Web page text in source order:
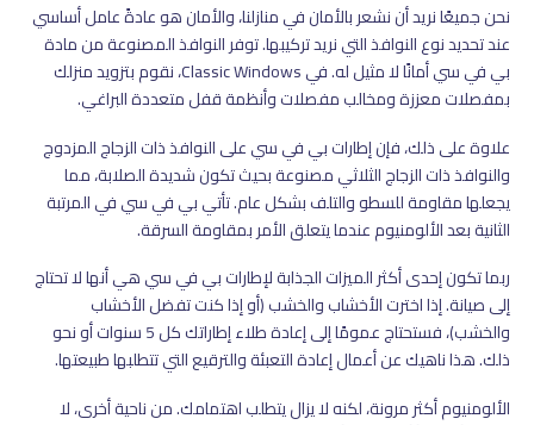
نحن جميعًا نريد أن نشعر بالأمان في منازلنا، والأمان هو عادةً عامل أساسي
عند تحديد نوع النوافذ التي نريد تركيبها. توفر النوافذ المصنوعة من مادة
بي في سي أمانًا لا مثيل له. في Classic Windows، نقوم بتزويد منزلك
بمفصلات معززة ومخالب مفصلات وأنظمة قفل متعددة البراغي.
علاوة على ذلك، فإن إطارات بي في سي على النوافذ ذات الزجاج المزدوج
والنوافذ ذات الزجاج الثلاثي مصنوعة بحيث تكون شديدة الصلابة، مما
يجعلها مقاومة للسطو والتلف بشكل عام. تأتي بي في سي في المرتبة
الثانية بعد الألومنيوم عندما يتعلق الأمر بمقاومة السرقة.
ربما تكون إحدى أكثر الميزات الجذابة لإطارات بي في سي هي أنها لا تحتاج
إلى صيانة. إذا اخترت الأخشاب والخشب (أو إذا كنت تفضل الأخشاب
والخشب)، فستحتاج عمومًا إلى إعادة طلاء إطاراتك كل 5 سنوات أو نحو
ذلك. هذا ناهيك عن أعمال إعادة التعبئة والترقيع التي تتطلبها طبيعتها.
الألومنيوم أكثر مرونة، لكنه لا يزال يتطلب اهتمامك. من ناحية أخرى، لا